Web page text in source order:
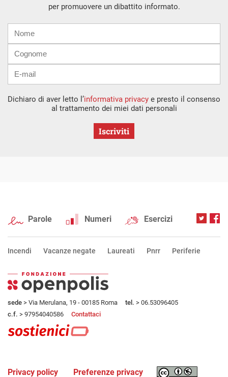
per promuovere un dibattito informato.
mail
Dichiaro di aver letto l’informativa privacy e presto il consenso
al trattamento dei miei dati personali
Iscriviti
Parole Numeri Esercizi
Incendi Vacanze negate Laureati Pnrr Periferie
sede > Via Merulana, 19 - 00185 Roma tel. > 06.53096405
c.f. > 97954040586 Contattaci
Privacy policy Preferenze privacy